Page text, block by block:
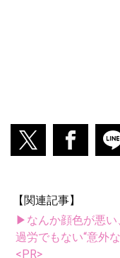
【関連記事】
▶なんか顔色が悪い
過労でもない“意外
<PR>